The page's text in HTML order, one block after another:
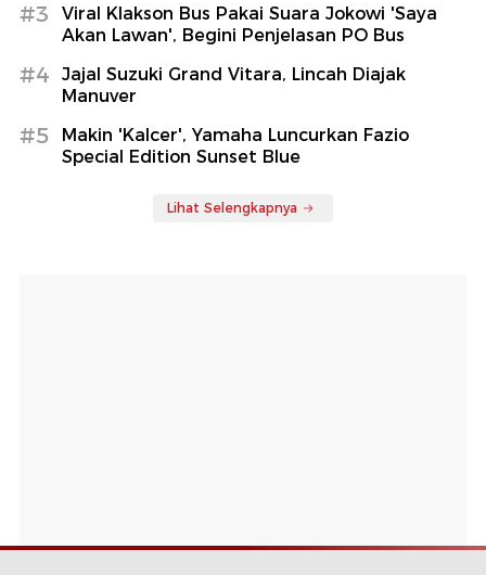
#3
Viral Klakson Bus Pakai Suara Jokowi 'Saya
Akan Lawan', Begini Penjelasan PO Bus
#4
Jajal Suzuki Grand Vitara, Lincah Diajak
Manuver
#5
Makin 'Kalcer', Yamaha Luncurkan Fazio
Special Edition Sunset Blue
Lihat Selengkapnya